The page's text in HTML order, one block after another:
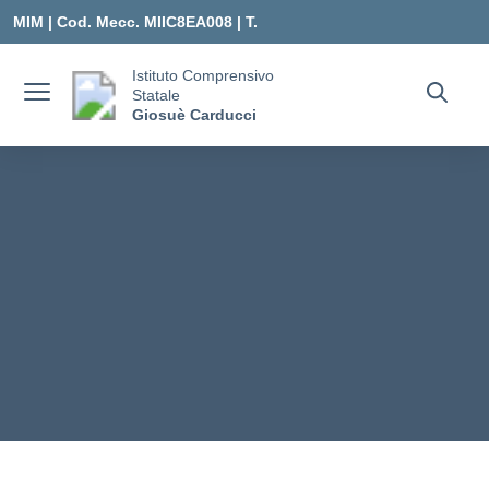
MIM | Cod. Mecc. MIIC8EA008 | T.
MIIC8EA008@ISTRUZIONE.IT
Istituto Comprensivo
Statale
Giosuè Carducci